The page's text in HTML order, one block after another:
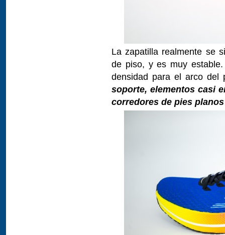
La zapatilla realmente se
de piso, y es muy
densidad para el arco
soporte, elementos casi
corredores de pies